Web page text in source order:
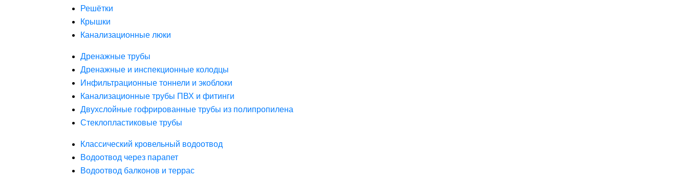
Решётки
Крышки
Канализационные люки
Дренажные трубы
Дренажные и инспекционные колодцы
Инфильтрационные тоннели и экоблоки
Канализационные трубы ПВХ и фитинги
Двухслойные гофрированные трубы из полипропилена
Стеклопластиковые трубы
Классический кровельный водоотвод
Водоотвод через парапет
Водоотвод балконов и террас